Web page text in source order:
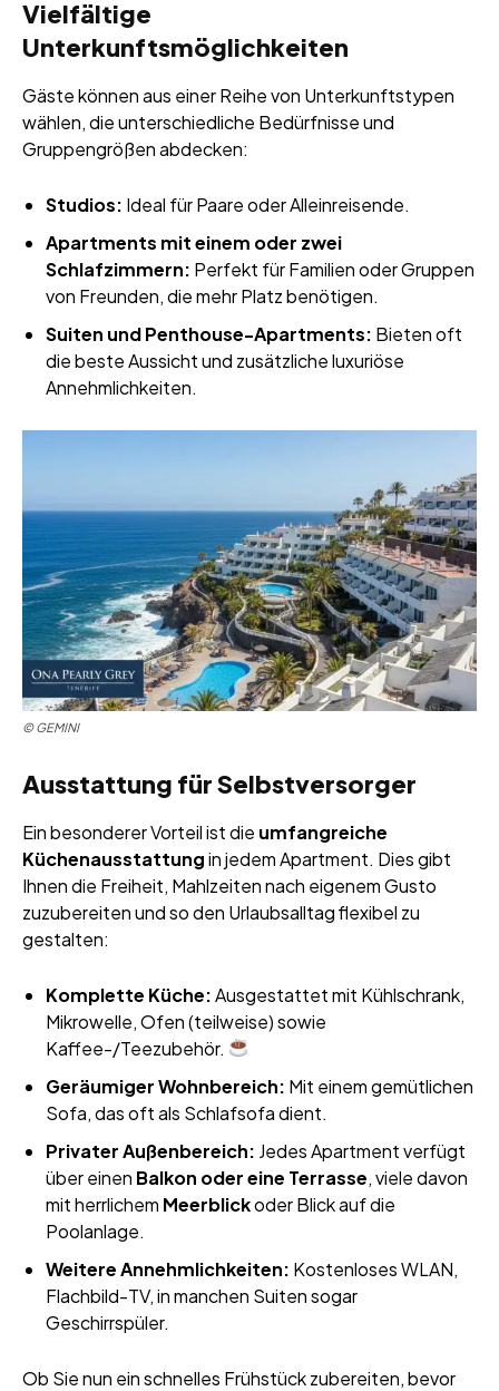
Vielfältige
Unterkunftsmöglichkeiten
Gäste können aus einer Reihe von Unterkunftstypen
wählen, die unterschiedliche Bedürfnisse und
Gruppengrößen abdecken:
Studios: Ideal für Paare oder Alleinreisende.
Apartments mit einem oder zwei
Schlafzimmern: Perfekt für Familien oder Gruppen
von Freunden, die mehr Platz benötigen.
Suiten und Penthouse-Apartments: Bieten oft
die beste Aussicht und zusätzliche luxuriöse
Annehmlichkeiten.
©GEMINI
Ausstattung für Selbstversorger
Ein besonderer Vorteil ist die umfangreiche
Küchenausstattungin jedem Apartment. Dies gibt
Ihnen die Freiheit, Mahlzeiten nach eigenem Gusto
zuzubereiten und so den Urlaubsalltag flexibel zu
gestalten:
Komplette Küche:Ausgestattet mit Kühlschrank,
Mikrowelle, Ofen (teilweise) sowie
Kaffee-/Teezubehör.
Geräumiger Wohnbereich: Mit einem gemütlichen
Sofa, das oft als Schlafsofa dient.
Privater Außenbereich: Jedes Apartment verfügt
über einen Balkon oder eine Terrasse, viele davon
mit herrlichem Meerblickoder Blick auf die
Poolanlage.
Weitere Annehmlichkeiten: Kostenloses WLAN,
Flachbild-TV, in manchen Suiten sogar
Geschirrspüler.
Ob Sie nun ein schnelles Frühstück zubereiten, bevor